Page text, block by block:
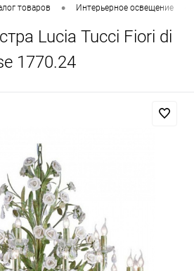
товаров • Интерьерное освещение
Lucia Tucci Fiori di
1770.24